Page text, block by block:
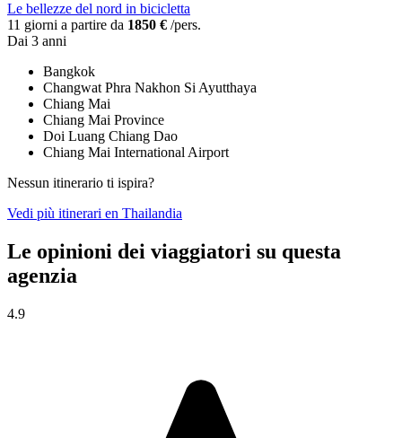
Le bellezze del nord in bicicletta
11 giorni a partire da 1850 € /pers.
Dai 3 anni
Bangkok
Changwat Phra Nakhon Si Ayutthaya
Chiang Mai
Chiang Mai Province
Doi Luang Chiang Dao
Chiang Mai International Airport
Nessun itinerario ti ispira?
Vedi più itinerari en Thailandia
Le opinioni dei viaggiatori su questa
agenzia
4.9